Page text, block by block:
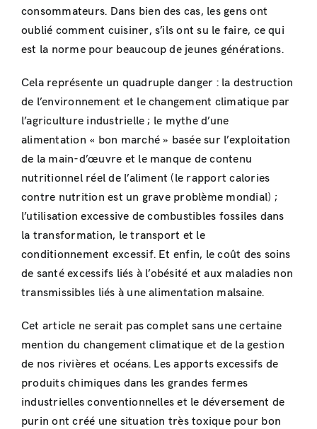
consommateurs. Dans bien des cas, les gens ont
oublié comment cuisiner, s’ils ont su le faire, ce qui
est la norme pour beaucoup de jeunes générations.
Cela représente un quadruple danger : la destruction
de l’environnement et le changement climatique par
l’agriculture industrielle ; le mythe d’une
alimentation « bon marché » basée sur l’exploitation
de la main-d’œuvre et le manque de contenu
nutritionnel réel de l’aliment (le rapport calories
contre nutrition est un grave problème mondial) ;
l’utilisation excessive de combustibles fossiles dans
la transformation, le transport et le
conditionnement excessif. Et enfin, le coût des soins
de santé excessifs liés à l’obésité et aux maladies non
transmissibles liés à une alimentation malsaine.
Cet article ne serait pas complet sans une certaine
mention du changement climatique et de la gestion
de nos rivières et océans. Les apports excessifs de
produits chimiques dans les grandes fermes
industrielles conventionnelles et le déversement de
purin ont créé une situation très toxique pour bon